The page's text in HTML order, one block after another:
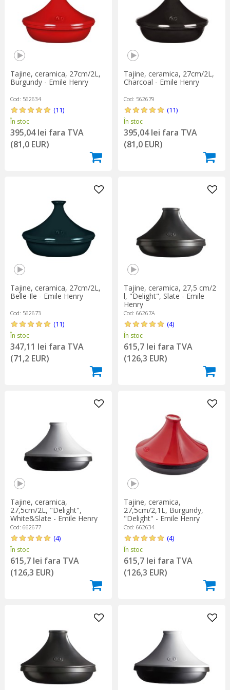
Tajine, ceramica, 27cm/2L,
Burgundy - Emile Henry
Cod: 562634
(11)
În stoc
395,04 lei fara TVA
(81,0 EUR)
Tajine, ceramica, 27cm/2L,
Charcoal - Emile Henry
Cod: 562679
(11)
În stoc
395,04 lei fara TVA
(81,0 EUR)
Tajine, ceramica, 27cm/2L,
Belle-Ile - Emile Henry
Cod: 562673
(11)
În stoc
347,11 lei fara TVA
(71,2 EUR)
Tajine, ceramica, 27,5 cm/2
l, "Delight", Slate - Emile
Henry
Cod: 66267A
(4)
În stoc
615,7 lei fara TVA
(126,3 EUR)
Tajine, ceramica,
27,5cm/2L, "Delight",
White&Slate - Emile Henry
Cod: 662677
(4)
În stoc
615,7 lei fara TVA
(126,3 EUR)
Tajine, ceramica,
27,5cm/2,1L, Burgundy,
"Delight" - Emile Henry
Cod: 662634
(4)
În stoc
615,7 lei fara TVA
(126,3 EUR)